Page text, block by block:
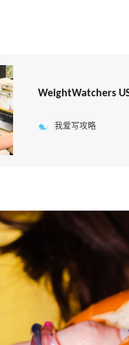
WeightWatchers
我爱写攻略